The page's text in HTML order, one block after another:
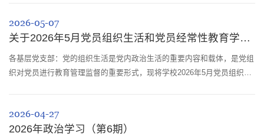
208召开了月度安全与环保工作会议。会后，学院安保工作小组成员立即
对学院内的教学、科研及办公区域进行了全面的消防及实验室安全检查
（附件2）。（4）3月30日...
2026-05-07
关于2026年5月党员组织生活和党员经常性教育学习内容安排的通知
各基层党支部：党的组织生活是党内政治生活的重要内容和载体，是党组
织对党员进行教育管理监督的重要形式，现将学校2026年5月党员组织生
广大党员、干部要深入学习贯彻习近平总书记给四所交通大学全体师生、
给中国青年五四奖章暨新时代青年先锋奖获奖者代表的重要回信精神，主
2026-04-27
2026年政治学习（第6期）